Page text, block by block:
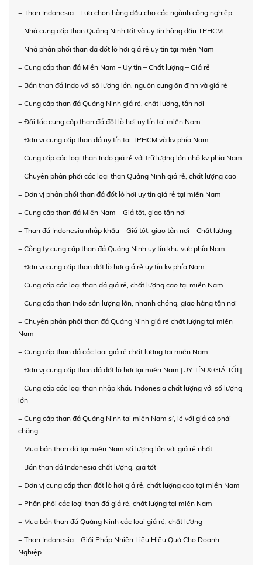
+ Than Indonesia - Lựa chọn hàng đầu cho các ngành công nghiệp
+ Nhà cung cấp than Quảng Ninh tốt và uy tín hàng đầu TPHCM
+ Nhà phân phối than đá đốt lò hơi giá rẻ uy tín tại miền Nam
+ Cung cấp than đá Miền Nam – Uy tín – Chất lượng – Giá rẻ
+ Bán than đá Indo với số lượng lớn, nguồn cung ổn định và giá rẻ
+ Cung cấp than đá Quảng Ninh giá rẻ, chất lượng, tận nơi
+ Đối tác cung cấp than đá đốt lò hơi uy tín tại miền Nam
+ Đơn vị cung cấp than đá uy tín tại TPHCM và kv phía Nam
+ Cung cấp các loại than Indo giá rẻ với trữ lượng lớn nhỏ kv phía Nam
+ Chuyên phân phối các loại than Quảng Ninh giá rẻ, chất lượng cao
+ Đơn vị phân phối than đá đốt lò hơi uy tín giá rẻ tại miền Nam
+ Cung cấp than đá Miền Nam – Giá tốt, giao tận nơi
+ Than đá Indonesia nhập khẩu – Giá tốt, giao tận nơi – Chất lượng
+ Công ty cung cấp than đá Quảng Ninh uy tín khu vực phía Nam
+ Đơn vị cung cấp than đốt lò hơi giá rẻ uy tín kv phía Nam
+ Cung cấp các loại than đá giá rẻ, chất lượng cao tại miền Nam
+ Cung cấp than Indo sản lượng lớn, nhanh chóng, giao hàng tận nơi
+ Chuyên phân phối than đá Quảng Ninh giá rẻ chất lượng tại miền
Nam
+ Cung cấp than đá các loại giá rẻ chất lượng tại miền Nam
+ Đơn vị cung cấp than đá đốt lò hơi tại miền Nam [UY TÍN & GIÁ TỐT]
+ Cung cấp các loại than nhập khẩu Indonesia chất lượng với số lượng
lớn
+ Cung cấp than đá Quảng Ninh tại miền Nam sỉ, lẻ với giá cả phải
chăng
+ Mua bán than đá tại miền Nam số lượng lớn với giá rẻ nhất
+ Bán than đá Indonesia chất lượng, giá tốt
+ Đơn vị cung cấp than đốt lò hơi giá rẻ, chất lượng cao tại miền Nam
+ Phân phối các loại than đá giá rẻ, chất lượng tại miền Nam
+ Mua bán than đá Quảng Ninh các loại giá rẻ, chất lượng
+ Than Indonesia – Giải Pháp Nhiên Liệu Hiệu Quả Cho Doanh
Nghiệp